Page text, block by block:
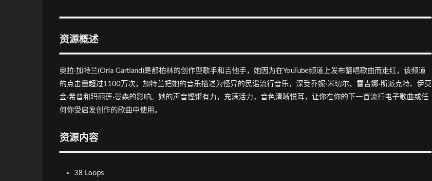
资源概述
奥拉·加特兰(Orla Gartland)是都柏林的创作型歌手和吉他手，她因为在YouTube频道上发布翻唱歌曲而走红，该频道
的点击量超过1100万次。加特兰把她的音乐描述为怪异的民谣流行音乐，深受乔妮·米切尔、雷吉娜·斯派克特、伊莫
金·希普和玛丽莲·曼森的影响。她的声音铿锵有力，充满活力，音色清晰悦耳，让你在你的下一首流行电子歌曲或任
何你受启发创作的歌曲中使用。
资源内容
38 Loops